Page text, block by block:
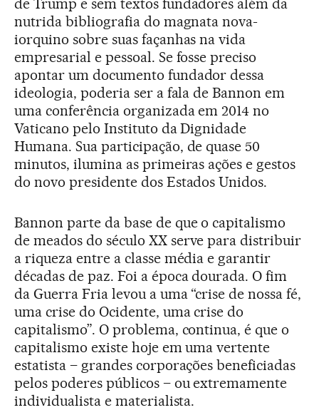
de Trump e sem textos fundadores além da
nutrida bibliografia do magnata nova-
iorquino sobre suas façanhas na vida
empresarial e pessoal. Se fosse preciso
apontar um documento fundador dessa
ideologia, poderia ser a fala de Bannon em
uma conferência organizada em 2014 no
Vaticano pelo Instituto da Dignidade
Humana. Sua participação, de quase 50
minutos, ilumina as primeiras ações e gestos
do novo presidente dos Estados Unidos.
Bannon parte da base de que o capitalismo
de meados do século XX serve para distribuir
a riqueza entre a classe média e garantir
décadas de paz. Foi a época dourada. O fim
da Guerra Fria levou a uma “crise de nossa fé,
uma crise do Ocidente, uma crise do
capitalismo”. O problema, continua, é que o
capitalismo existe hoje em uma vertente
estatista – grandes corporações beneficiadas
pelos poderes públicos – ou extremamente
individualista e materialista.